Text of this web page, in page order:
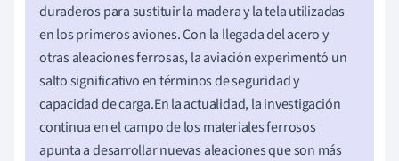
duraderos para sustituir la madera y la tela utilizadas
en los primeros aviones. Con la llegada del acero y
otras aleaciones ferrosas, la aviación experimentó un
salto significativo en términos de seguridad y
capacidad de carga.En la actualidad, la investigación
continua en el campo de los materiales ferrosos
apunta a desarrollar nuevas aleaciones que son más